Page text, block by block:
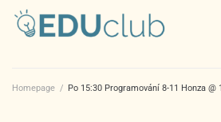
Homepage / Po 15:30 Programování 8-11 Honza @